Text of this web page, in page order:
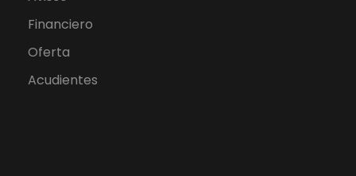
Financiero
Oferta
Acudientes